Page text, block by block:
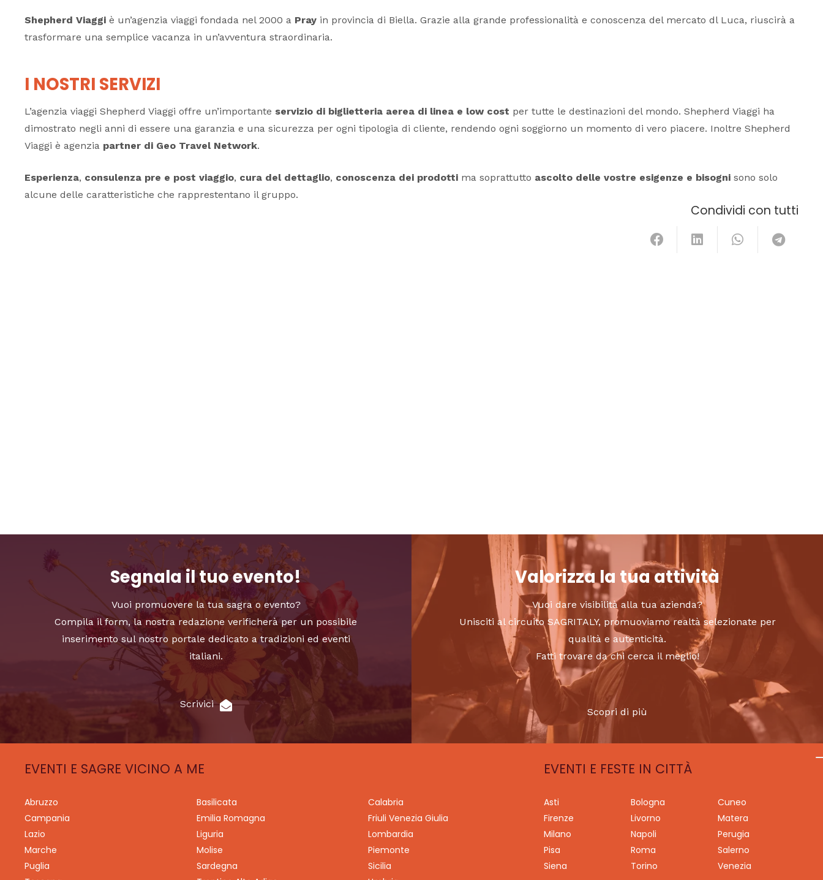
Shepherd Viaggi è un’agenzia viaggi fondada nel 2000 a Pray in provincia di Biella. Grazie alla grande professionalità e conoscenza del mercato dl Luca, riuscirà a
trasformare una semplice vacanza in un’avventura straordinaria.
I NOSTRI SERVIZI
L’agenzia viaggi Shepherd Viaggi offre un’importante servizio di biglietteria aerea di linea e low cost per tutte le destinazioni del mondo. Shepherd Viaggi ha
dimostrato negli anni di essere una garanzia e una sicurezza per ogni tipologia di cliente, rendendo ogni soggiorno un momento di vero piacere. Inoltre Shepherd
Viaggi è agenzia partner di Geo Travel Network.
Esperienza, consulenza pre e post viaggio, cura del dettaglio, conoscenza dei prodotti ma soprattutto ascolto delle vostre esigenze e bisogni sono solo
alcune delle caratteristiche che rapprestentano il gruppo.
Condividi con tutti
Segnala il tuo evento!
Vuoi promuovere la tua sagra o evento?
Compila il form, la nostra redazione verificherà per un possibile
inserimento sul nostro portale dedicato a tradizioni ed eventi
italiani.
Scrivici
Valorizza la tua attività
Vuoi dare visibilità alla tua azienda?
Unisciti al circuito SAGRITALY, promuoviamo realtà selezionate per
qualità e autenticità.
Fatti trovare da chi cerca il meglio!
Scopri di più
EVENTI E SAGRE VICINO A ME
Abruzzo Basilicata
Calabria
Campania
Emilia Romagna
Friuli Venezia Giulia
Lazio
Liguria
Lombardia
Marche
Molise
Piemonte
Puglia
Sardegna
Sicilia
EVENTI E FESTE IN CITTÀ
Asti Bologna
Cuneo
Firenze
Livorno
Matera
Milano
Napoli
Perugia
Pisa
Roma
Salerno
Siena
Torino Venezia